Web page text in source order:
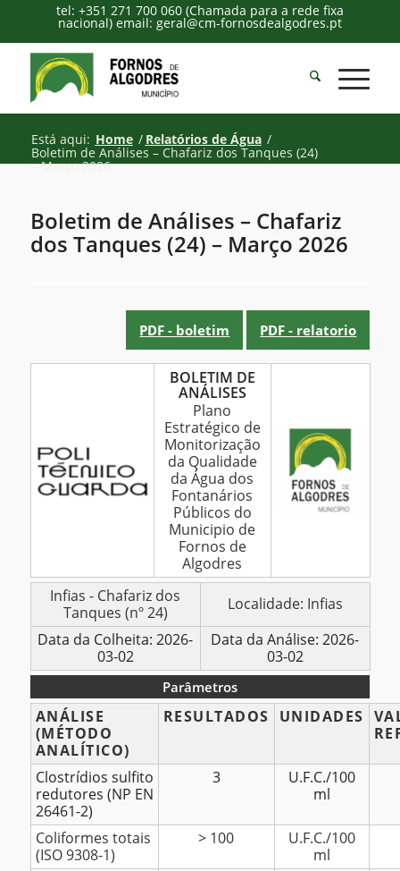
tel: +351 271 700 060 (Chamada para a rede fixa
nacional) email: geral@cm-fornosdealgodres.pt
Está aqui: Home / Relatórios de Água /
Boletim de Análises – Chafariz dos Tanques (24)
– Março 2026
Boletim de Análises – Chafariz
dos Tanques (24) – Março 2026
PDF - boletim PDF - relatorio
Chafariz
dos
Tanques
2026
BOLETIM DE
ANÁLISES
Plano
Estratégico de
Monitorização
da Qualidade
da Água dos
Fontanários
Públicos do
Municipio de
Fornos de
Algodres
BOLETIM
ANÁLISES
Infias - Chafariz dos
Tanques (nº 24)
Localidade: Infias
Data da Colheita: 2026-
03-02
Data da Análise: 2026-
03-02
Parâmetros
Parâmetros
ANÁLISE
(MÉTODO
ANALÍTICO)
RESULTADOS UNIDADES
Clostrídios sulfito
redutores (NP EN
26461-2)
3
U.F.C./100
ml
Coliformes totais
(ISO 9308-1)
> 100
U.F.C./100
ml